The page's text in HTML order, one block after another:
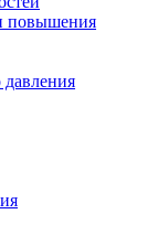
повышения
давления